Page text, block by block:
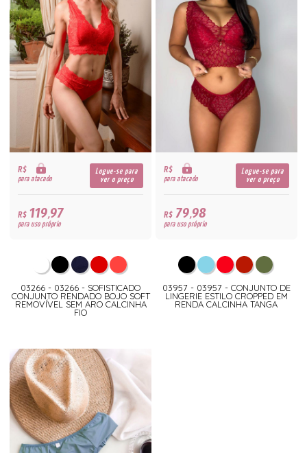
R$
para atacado
Logue-se para
ver o preço
R$119,97
para uso próprio
03266 - 03266 - SOFISTICADO
CONJUNTO RENDADO BOJO SOFT
REMOVÍVEL SEM ARO CALCINHA
FIO
R$
para atacado
Logue-se para
ver o preço
R$79,98
para uso próprio
03957 - 03957 - CONJUNTO DE
LINGERIE ESTILO CROPPED EM
RENDA CALCINHA TANGA